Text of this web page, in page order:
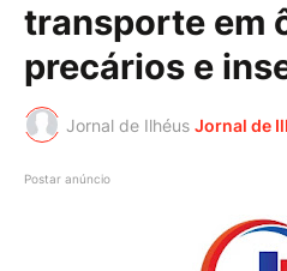
transporte em
precários e
Jornal de Ilhéus Jornal de
Postar anúncio